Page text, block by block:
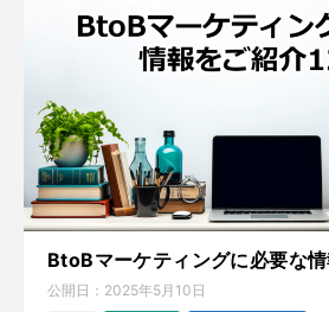
BtoBマーケティングに必要な
公開日： 2025年5月10日